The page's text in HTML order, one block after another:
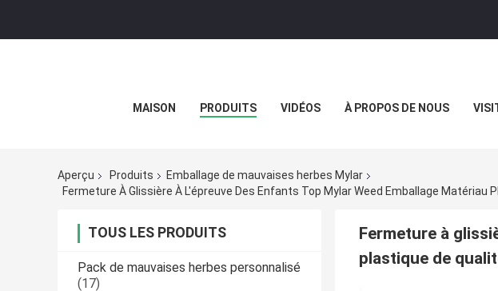
MAISON PRODUITS VIDÉOS À PROPOS DE NOUS
Aperçu Produits
Emballage de mauvaises herbes Mylar
Fermeture À Glissière À L'épreuve Des Enfants Top Mylar Weed Emballage
TOUS LES PRODUITS
Pack de mauvaises herbes personnalisé
(17)
Fermeture à
plastique de